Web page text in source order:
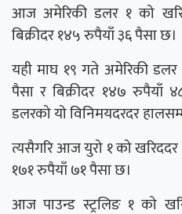
आज अमेरिकी डलर १ को
बिक्रीदर १४५ रुपैयाँ ३६ पैसा छ।
यही माघ १९ गते अमेरिकी
पैसा र बिक्रीदर १४७ रुपैयाँ
डलरको यो विनिमयदरदर
त्यसैगरि आज युरो १ को
१७१ रुपैयाँ ७१ पैसा छ।
आज पाउन्ड स्ट्रलिङ १ को